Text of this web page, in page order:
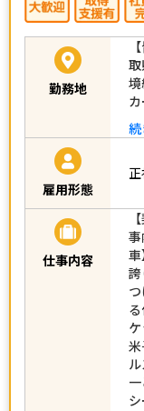
勤務地
取
雇用形態
仕事内容